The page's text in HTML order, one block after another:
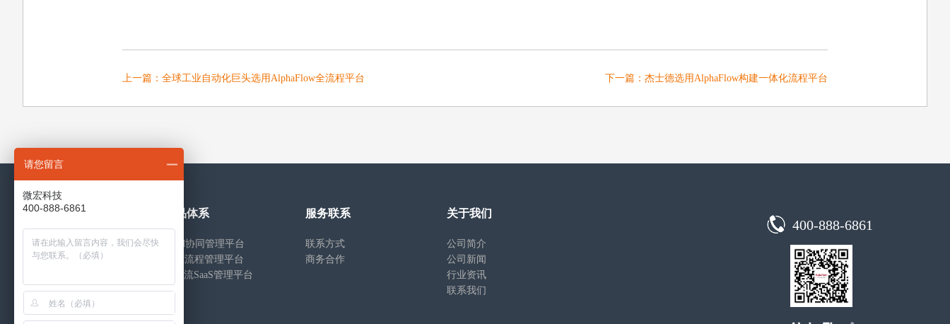
上一篇： 全球工业自动化巨头选用AlphaFlow全流程平台 下一篇： 杰士德选用AlphaFlow构建一体化流程平台
通用解决方案
行政事务管理
流程管理Workflow & BPM
信息门户 Portal
移动应用 Mobile
项目管理 Project
产品体系
ECM协同管理平台
BPM流程管理平台
工作流SaaS管理平台
服务联系
联系方式
商务合作
关于我们
公司简介
公司新闻
行业资讯
联系我们
400-888-6861
请您留言
微宏科技
400-888-6861